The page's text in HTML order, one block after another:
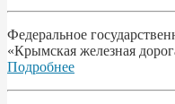
Федеральное
«Крымская железная
Подробнее